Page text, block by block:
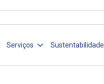
Serviços Sustentabilidade